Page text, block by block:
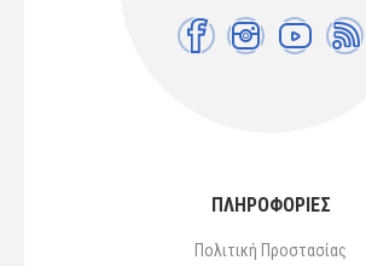
ΠΛΗΡΟΦΟΡΙΕΣ
Πολιτική Προστασίας